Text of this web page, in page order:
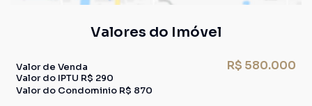
Valores do Imóvel
R$ 580.000
Valor de Venda
Valor do IPTU R$ 290
Valor do Condominio R$ 870